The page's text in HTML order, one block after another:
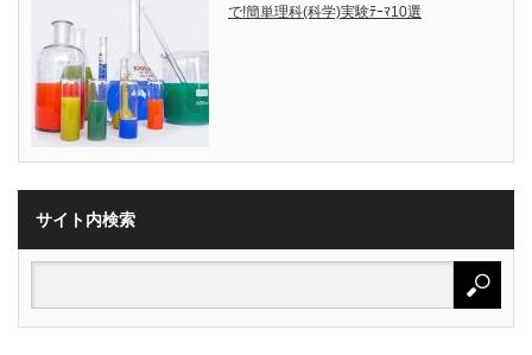
で!簡単理科(科学)実験ﾃｰﾏ10選
サイト内検索